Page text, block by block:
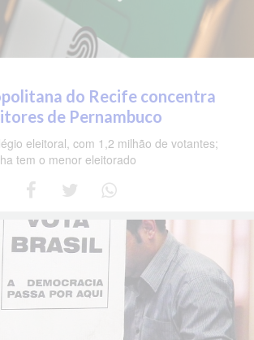
do Recife concentra
de Pernambuco
eleitoral, com 1,2 milhão de votantes;
tem o menor eleitorado